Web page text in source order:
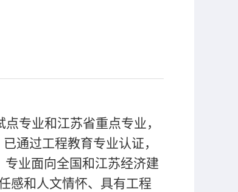
专业和江苏省重点专业，
通过工程教育专业认证，
业面向全国和江苏经济建
感和人文情怀、具有工程